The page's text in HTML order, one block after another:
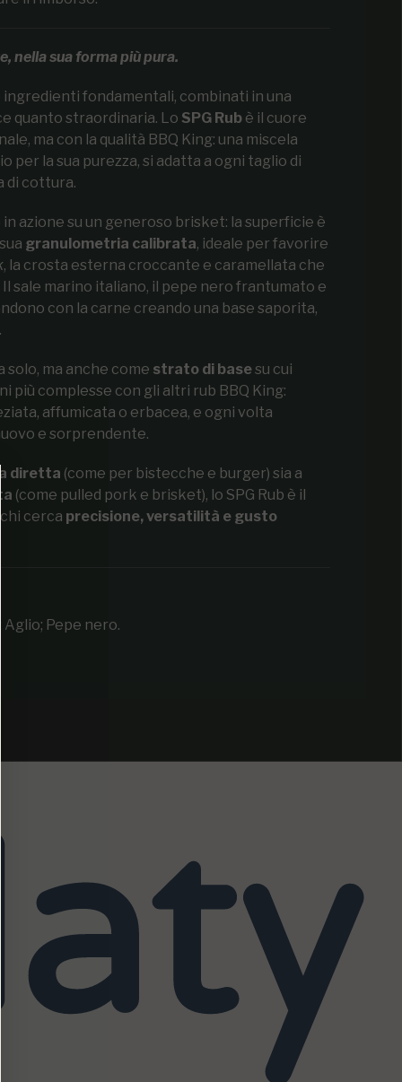
nella sua forma più pura.
fondamentali, combinati in una
quanto straordinaria. Lo SPG Rubè il cuore
ma con la qualità BBQ King: una miscela
per la sua purezza, si adatta a ogni taglio di
di cottura.
azione su un generoso brisket: la superficie è
granulometria calibrata, ideale per favorire
, la crosta esterna croccante e caramellata che
sale marino italiano, il pepe nero frantumato e
con la carne creando una base saporita,
solo, ma anche come strato di basesu cui
più complesse con gli altri rub BBQ King:
affumicata o erbacea, e ogni volta
e sorprendente.
diretta (come per bistecche e burger) sia a
(come pulled pork e brisket), lo SPG Rub è il
cerca precisione, versatilità e gusto
Pepe nero.